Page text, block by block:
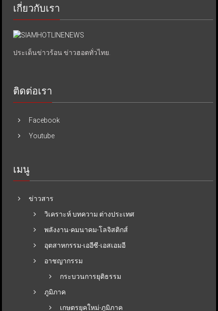
เกี่ยวกับเรา
ประเด็นข่าวร้อน ข่าวฮอตทั่วไทย.
ติดต่อเรา
Facebook
Youtube
เมนู
ข่าวสาร
วิเคราะห์ บทความ ต่างประเทศ
พลังงาน-คมนาคม-โลจิสติกส์
อุตสาหกรรม-เออีซี-เอสเอมอี
อาชญากรรม
กระบวนการยุติธรรม
ภูมิภาค
เกษตรยุคใหม่-ภูมิภาค